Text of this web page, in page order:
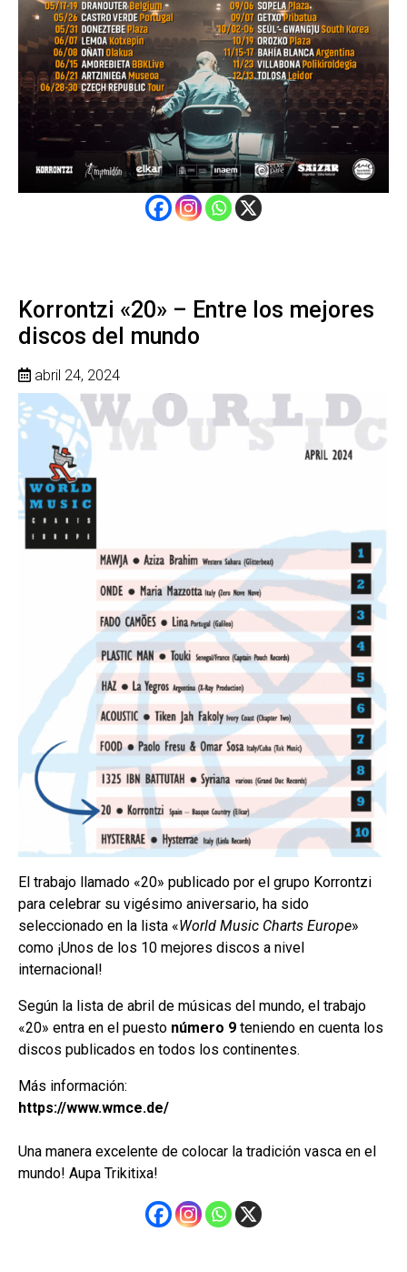
Korrontzi «20» – Entre los mejores
discos del mundo
abril 24, 2024
El trabajo llamado «20» publicado por el grupo Korrontzi
para celebrar su vigésimo aniversario, ha sido
seleccionado en la lista «World Music Charts Europe»
como ¡Unos de los 10 mejores discos a nivel
internacional!
Según la lista de abril de músicas del mundo, el trabajo
«20» entra en el puesto número 9 teniendo en cuenta los
discos publicados en todos los continentes.
Más información:
https://www.wmce.de/
Una manera excelente de colocar la tradición vasca en el
mundo! Aupa Trikitixa!